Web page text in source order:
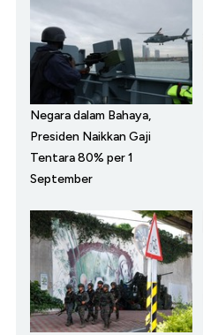
Negara dalam Bahaya,
Presiden Naikkan Gaji
Tentara 80% per 1
September